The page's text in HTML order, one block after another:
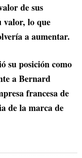
de sus
valor, lo que
a aumentar.
su posición como
a Bernard
francesa de
de la marca de